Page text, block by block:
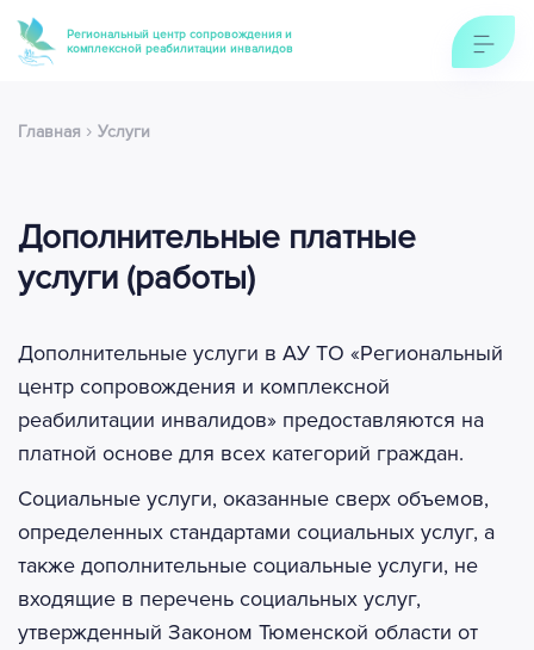
Региональный центр сопровождения и
комплексной реабилитации инвалидов
Главная › Услуги
Дополнительные платные
услуги (работы)
Дополнительные услуги в АУ ТО «Региональный
центр сопровождения и комплексной
реабилитации инвалидов» предоставляются на
платной основе для всех категорий граждан.
Социальные услуги, оказанные сверх объемов,
определенных стандартами социальных услуг, а
также дополнительные социальные услуги, не
входящие в перечень социальных услуг,
утвержденный Законом Тюменской области от